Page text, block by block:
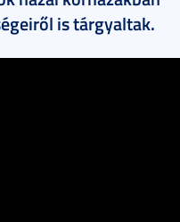
is tárgyaltak.